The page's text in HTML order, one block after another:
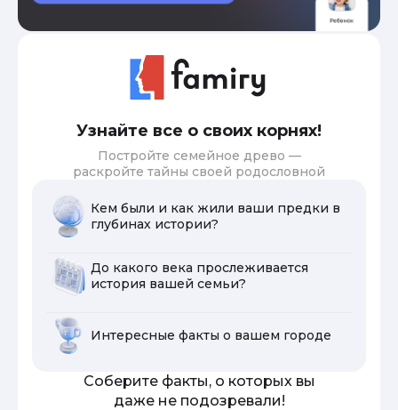
Узнайте все о своих корнях!
Постройте семейное древо —
раскройте тайны своей родословной
Кем были и как жили ваши предки в
глубинах истории?
До какого века прослеживается
история вашей семьи?
Интересные факты о вашем городе
Соберите факты, о которых вы
даже не подозревали!